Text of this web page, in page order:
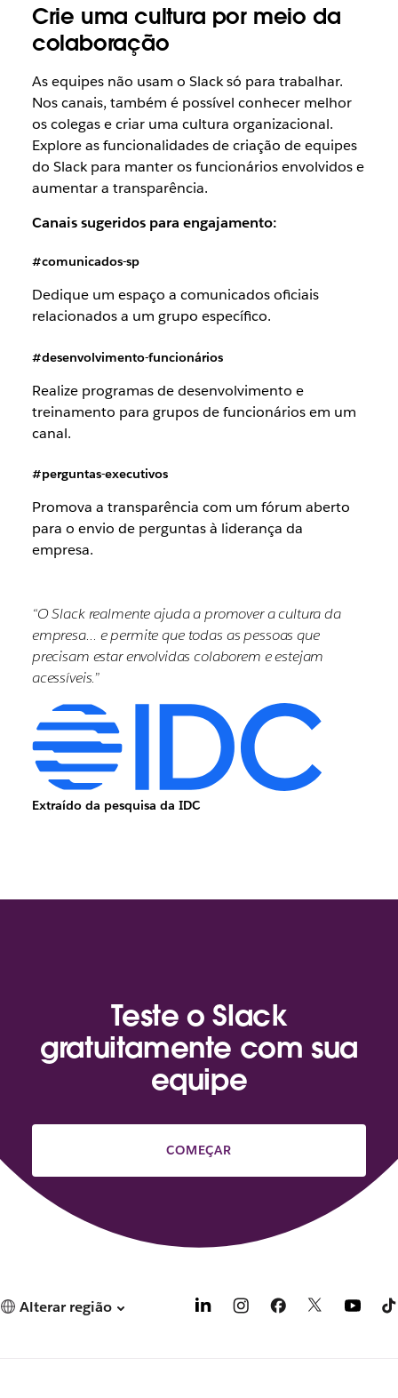
Crie uma cultura por meio da
colaboração
As equipes não usam o Slack só para trabalhar.
Nos canais, também é possível conhecer melhor
os colegas e criar uma cultura organizacional.
Explore as funcionalidades de criação de equipes
do Slack para manter os funcionários envolvidos e
aumentar a transparência.
Canais sugeridos para engajamento:
#comunicados-sp
Dedique um espaço a comunicados oficiais
relacionados a um grupo específico.
#desenvolvimento-funcionários
Realize programas de desenvolvimento e
treinamento para grupos de funcionários em um
canal.
#perguntas-executivos
Promova a transparência com um fórum aberto
para o envio de perguntas à liderança da
empresa.
“O Slack realmente ajuda a promover a cultura da
empresa… e permite que todas as pessoas que
precisam estar envolvidas colaborem e estejam
acessíveis.”
Extraído da pesquisa da IDC
Teste o Slack
gratuitamente com sua
equipe
COMEÇAR
Alterar região